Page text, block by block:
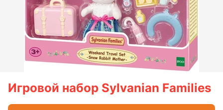
Игровой набор Sylvanian Families